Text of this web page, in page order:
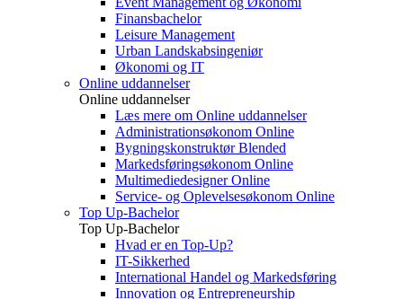
Finansbachelor
Leisure Management
Urban Landskabsingeniør
Økonomi og IT
Online uddannelser
Online uddannelser
Læs mere om Online uddannelser
Administrationsøkonom Online
Bygningskonstruktør Blended
Markedsføringsøkonom Online
Multimediedesigner Online
Service- og Oplevelsesøkonom Online
Top Up-Bachelor
Top Up-Bachelor
Hvad er en Top-Up?
IT-Sikkerhed
International Handel og Markedsføring
Innovation og Entrepreneurship